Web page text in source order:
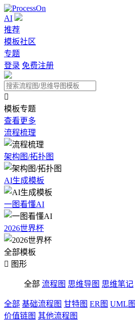
AI
推荐
模板社区
专题
登录 免费注册

模板专题
查看更多
流程梳理
架构图/拓扑图
AI生成模板
一图看懂AI
2026世界杯
全部模板
 图形
全部 流程图 思维导图 思维笔记
全部 基础流程图 甘特图 ER图 UML图
价值链图 其他流程图